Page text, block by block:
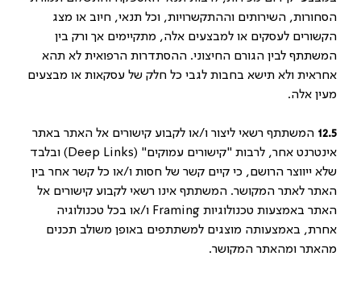
הסחורות, השירותים וההתקשרויות, וכל תנאי, חיוב או מצג
הקשורים לעסקים או למבצעים אלה, מתקיימים אך ורק בין
המשתתף לבין הגורם החיצוני. ההסתדרות הרפואית לא תהא
אחראית ולא תישא בחבות לגבי כל חלק של עסקאות או מבצעים
מעין אלה.
12.5 המשתתף רשאי ליצור ו/או לקבוע קישורים אל האתר באתר
אינטרנט אחר, לרבות "קישורים עמוקים" (Deep Links ) ובלבד
שלא ייווצר הרושם, כי קיים קשר של חסות ו/או כל קשר אחר בין
האתר לאתר המקושר. המשתתף אינו רשאי לקבוע קישורים אל
האתר באמצעות טכנולוגיות Framing ו/או בכל טכנולוגיה
אחרת, באמצעותה מוצגים למשתתפים באופן משולב תכנים
מהאתר ומהאתר המקושר.